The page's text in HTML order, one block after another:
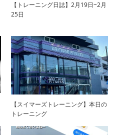
【トレーニング日誌】2月19日~2月
25日
【スイマーズトレーニング】本日の
トレーニング